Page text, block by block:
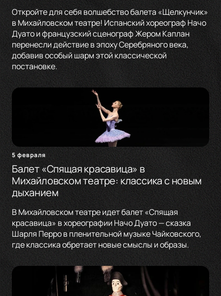
Откройте для себя волшебство балета «Щелкунчик»
в Михайловском театре! Испанский хореограф Начо
Дуато и французский сценограф Жером Каплан
перенесли действие в эпоху Серебряного века,
добавив особый шарм этой классической
постановке.
5 февраля
Балет «Спящая красавица» в
Михайловском театре: классика с новым
дыханием
В Михайловском театре идет балет «Спящая
красавица» в хореографии Начо Дуато — сказка
Шарля Перро в пленительной музыке Чайковского,
где классика обретает новые смыслы и образы.